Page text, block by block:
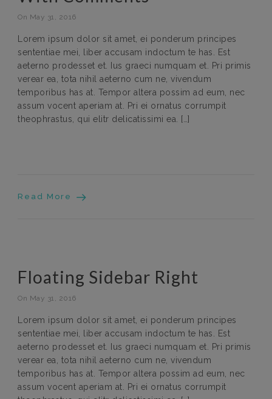
On May 31, 2016
Lorem ipsum dolor sit amet, ei ponderum principes
sententiae mei, liber accusam indoctum te has. Est
aeterno prodesset et. Ius graeci numquam et. Pri primis
verear ea, tota nihil aeterno cum ne, vivendum
temporibus has at. Tempor altera possim ad eum, nec
assum vocent aperiam at. Pri ei ornatus corrumpit
theophrastus, qui elitr delicatissimi ea. […]
Read More
Floating Sidebar Right
On May 31, 2016
Lorem ipsum dolor sit amet, ei ponderum principes
sententiae mei, liber accusam indoctum te has. Est
aeterno prodesset et. Ius graeci numquam et. Pri primis
verear ea, tota nihil aeterno cum ne, vivendum
temporibus has at. Tempor altera possim ad eum, nec
assum vocent aperiam at. Pri ei ornatus corrumpit